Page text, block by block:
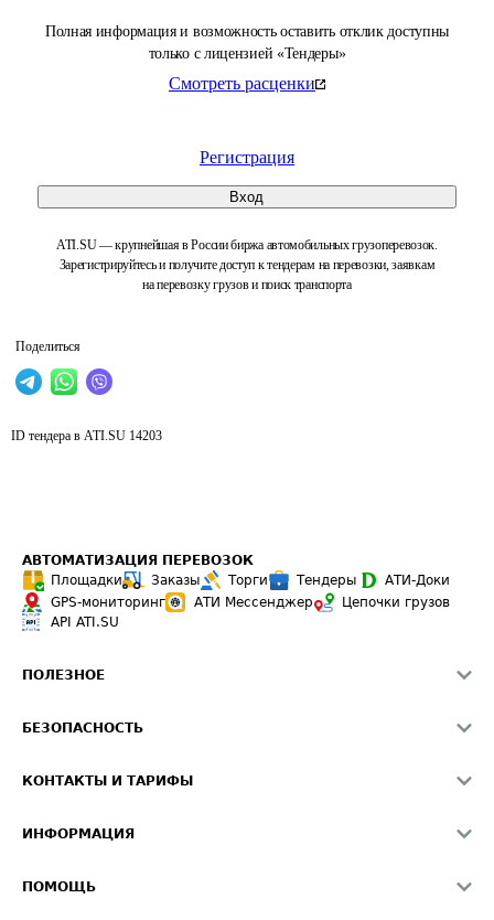
Полная информация и возможность оставить отклик доступны
только с лицензией «Тендеры»
Смотреть расценки
Регистрация
Вход
ATI.SU — крупнейшая в России биржа автомобильных грузоперевозок.
Зарегистрируйтесь и получите доступ к тендерам на перевозки, заявкам
на перевозку грузов и поиск транспорта
Поделиться
ID тендера в ATI.SU 14203
АВТОМАТИЗАЦИЯ ПЕРЕВОЗОК
Площадки
Заказы Торги Тендеры
АТИ-Доки
GPS-мониторинг
АТИ Мессенджер
Цепочки грузов
API ATI.SU
ПОЛЕЗНОЕ
Звезды ATI.SU на вашем сайте
Средние ставки
БЕЗОПАСНОСТЬ
Светофор+
О формировании Паспорта
КОНТАКТЫ И ТАРИФЫ
Реклама на сайте
ИНФОРМАЦИЯ
ПОМОЩЬ